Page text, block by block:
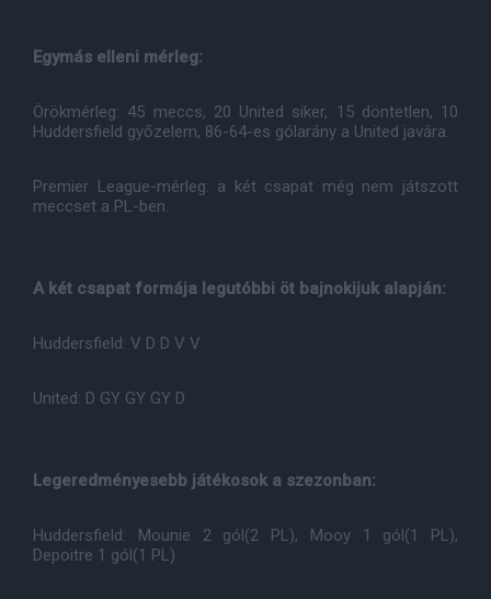
Egymás elleni mérleg:
Örökmérleg: 45 meccs, 20 United siker, 15 döntetlen, 10
Huddersfield győzelem, 86-64-es gólarány a United javára.
Premier League-mérleg: a két csapat még nem játszott
meccset a PL-ben.
A két csapat formája legutóbbi öt bajnokijuk alapján:
Huddersfield: V D D V V
United: D GY GY GY D
Legeredményesebb játékosok a szezonban:
Huddersfield: Mounie 2 gól(2 PL), Mooy 1 gól(1 PL),
Depoitre 1 gól(1 PL)